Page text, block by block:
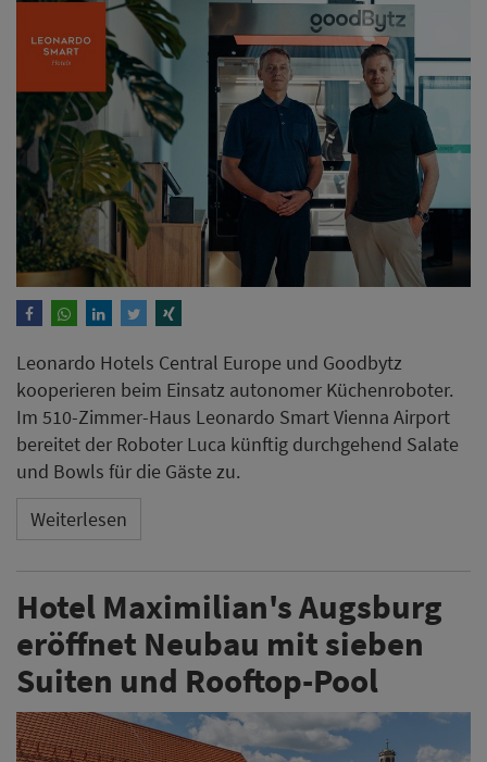
Leonardo Hotels Central Europe und Goodbytz
kooperieren beim Einsatz autonomer Küchenroboter.
Im 510-Zimmer-Haus Leonardo Smart Vienna Airport
bereitet der Roboter Luca künftig durchgehend Salate
und Bowls für die Gäste zu.
Weiterlesen
Hotel Maximilian's Augsburg
eröffnet Neubau mit sieben
Suiten und Rooftop-Pool